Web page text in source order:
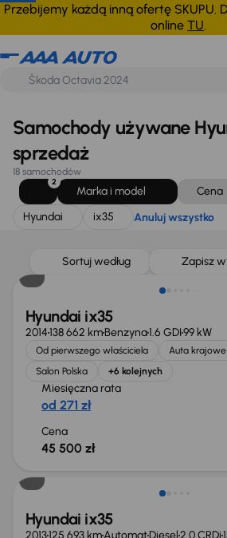
Przebijemy każdą inną ofertę SKUPU.
online TU.
Hyundai ix35 Anuluj wszystko
Samochody używane
sprzedaż
18 samochodów
2
Marka i model Cena
Hyundai
ix35 Anuluj wszystko
Sortuj według Zapisz
Możliwość odliczenia VAT
Hyundai ix35
2014138 662 kmBenzyna1.6 GDI99 kW
Od pierwszego właściciela Auta krajowe
Salon Polska
+6 kolejnych
Miesięczna rata
od 271 zł
Cena
45 500 zł
Extra zniżka 2 650 zł
Hyundai ix35
2013125 693 kmAutomatDiesel2.0 CRDi